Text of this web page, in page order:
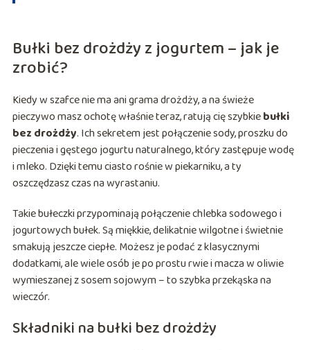
Bułki bez drożdży z jogurtem – jak je
zrobić?
Kiedy w szafce nie ma ani grama drożdży, a na świeże
pieczywo masz ochotę właśnie teraz, ratują cię szybkiebułki
bez drożdży. Ich sekretem jest połączenie sody, proszku do
pieczenia i gęstego jogurtu naturalnego, który zastępuje wodę
i mleko. Dzięki temu ciasto rośnie w piekarniku, a ty
oszczędzasz czas na wyrastaniu.
Takie bułeczki przypominają połączenie chlebka sodowego i
jogurtowych bułek. Są miękkie, delikatnie wilgotne i świetnie
smakują jeszcze ciepłe. Możesz je podać z klasycznymi
dodatkami, ale wiele osób je po prostu rwie i macza w oliwie
wymieszanej z sosem sojowym – to szybka przekąska na
wieczór.
Składniki na bułki bez drożdży